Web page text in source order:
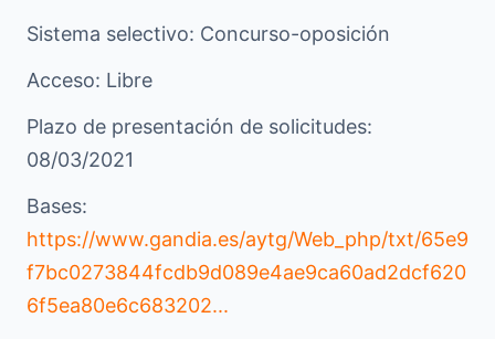
Sistema selectivo: Concurso-oposición
Acceso: Libre
Plazo de presentación de solicitudes:
08/03/2021
Bases:
https://www.gandia.es/aytg/Web_php/txt/65e9
f7bc0273844fcdb9d089e4ae9ca60ad2dcf620
6f5ea80e6c683202...